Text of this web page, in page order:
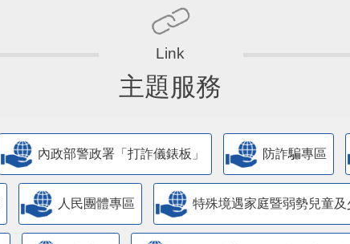
主題服務
內政部警政署「打詐儀錶板」 防詐騙專區
人民團體專區 特殊境遇家庭暨弱勢兒童